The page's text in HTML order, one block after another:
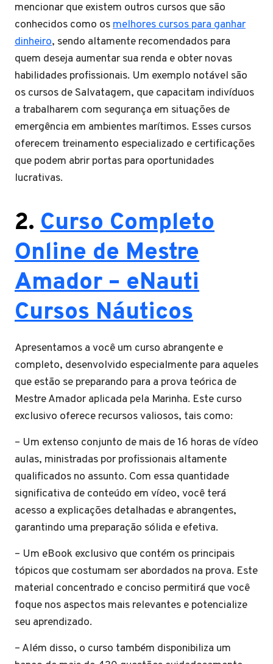
mencionar que existem outros cursos que são
conhecidos como osmelhores cursos para ganhar
dinheiro, sendo altamente recomendados para
quem deseja aumentar sua renda e obter novas
habilidades profissionais. Um exemplo notável são
os cursos de Salvatagem, que capacitam indivíduos
a trabalharem com segurança em situações de
emergência em ambientes marítimos. Esses cursos
oferecem treinamento especializado e certificações
que podem abrir portas para oportunidades
lucrativas.
2. Curso Completo
Online de Mestre
Amador – eNauti
Cursos Náuticos
Apresentamos a você um curso abrangente e
completo, desenvolvido especialmente para aqueles
que estão se preparando para a prova teórica de
Mestre Amador aplicada pela Marinha. Este curso
exclusivo oferece recursos valiosos, tais como:
– Um extenso conjunto de mais de 16 horas de vídeo
aulas, ministradas por profissionais altamente
qualificados no assunto. Com essa quantidade
significativa de conteúdo em vídeo, você terá
acesso a explicações detalhadas e abrangentes,
garantindo uma preparação sólida e efetiva.
– Um eBook exclusivo que contém os principais
tópicos que costumam ser abordados na prova. Este
material concentrado e conciso permitirá que você
foque nos aspectos mais relevantes e potencialize
seu aprendizado.
– Além disso, o curso também disponibiliza um